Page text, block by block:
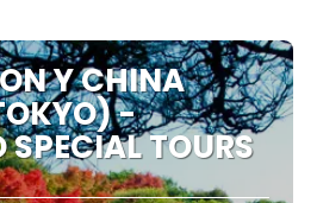
Y CHINA
-
SPECIAL TOURS